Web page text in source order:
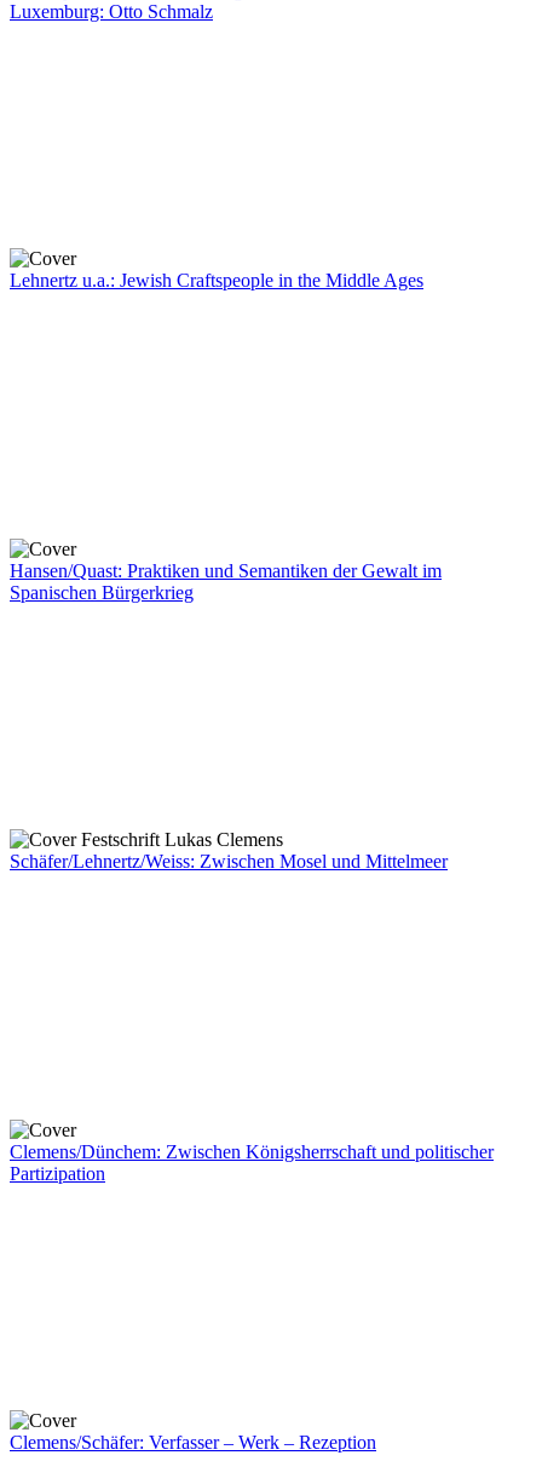
Luxemburg: Otto Schmalz
Lehnertz u.a.: Jewish Craftspeople in the Middle Ages
Hansen/Quast: Praktiken und Semantiken der Gewalt im
Spanischen Bürgerkrieg
Schäfer/Lehnertz/Weiss: Zwischen Mosel und Mittelmeer
Clemens/Dünchem: Zwischen Königsherrschaft und politischer
Partizipation
Clemens/Schäfer: Verfasser – Werk – Rezeption